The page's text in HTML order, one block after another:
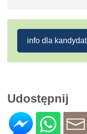
info dla
Udostępnij